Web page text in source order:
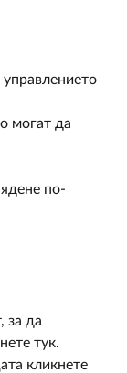
могат да
по-
за да
тук.
кликнете